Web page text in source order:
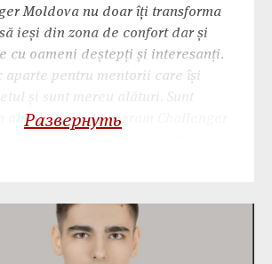
Moldova nu doar îți transforma
ieși din zona de confort dar și
cu oameni deștepți și interesanți.
aparte pentru mentorii care își
și sunt mereu alături. Sunt
absolvit acest program Challenger
Развернуть